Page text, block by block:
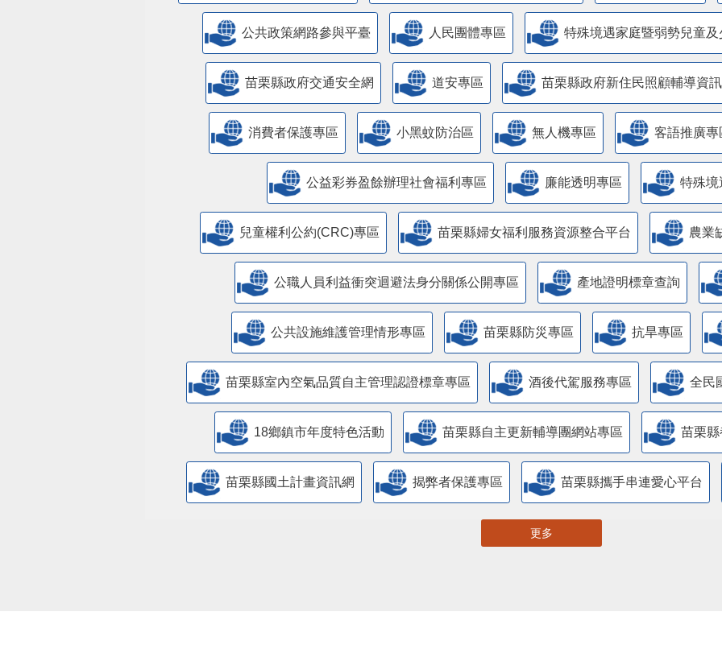
公共政策網路參與平臺 人民團體專區 特殊境遇家庭暨弱勢兒童
苗栗縣政府交通安全網 道安專區 苗栗縣政府新住民照顧輔導資
消費者保護專區 小黑蚊防治區 無人機專區 客語推廣專
公益彩券盈餘辦理社會福利專區 廉能透明專區 特殊境
兒童權利公約(CRC)專區 苗栗縣婦女福利服務資源整合平台 農業
公職人員利益衝突迴避法身分關係公開專區 產地證明標章查詢
​公共設施維護管理情形專區 苗栗縣防災專區 抗旱專區
苗栗縣室內空氣品質自主管理認證標章專區 酒後代駕服務專區 全民
18鄉鎮市年度特色活動 苗栗縣自主更新輔導團網站專區 苗栗
苗栗縣國土計畫資訊網 揭弊者保護專區 苗栗縣攜手串連愛心平台
更多